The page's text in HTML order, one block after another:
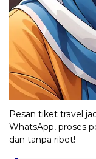
Pesan tiket travel
WhatsApp, proses
dan tanpa ribet!